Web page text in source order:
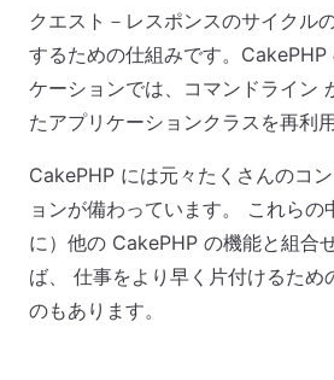
クエスト－レスポンスのサイクル
するための仕組みです。CakePHP
ケーションでは、コマンドライン
たアプリケーションクラスを再利
CakePHP には元々たくさんのコ
ョンが備わっています。 これらの
に）他の CakePHP の機能と組合
ば、 仕事をより早く片付けるため
のもあります。